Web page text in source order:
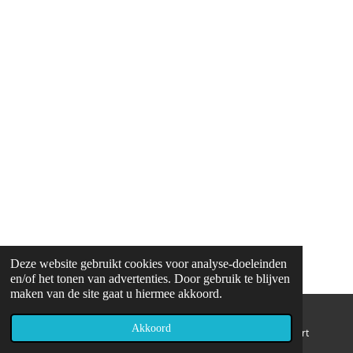
Deze website gebruikt cookies voor analyse-doeleinden
en/of het tonen van advertenties. Door gebruik te blijven
maken van de site gaat u hiermee akkoord.
Akkoord
Telefoonnummer Kaart